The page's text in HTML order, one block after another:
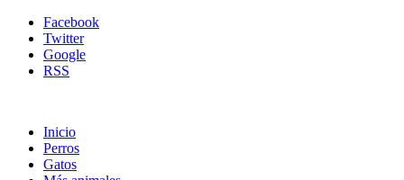
Facebook
Twitter
Google
RSS
Inicio
Perros
Gatos